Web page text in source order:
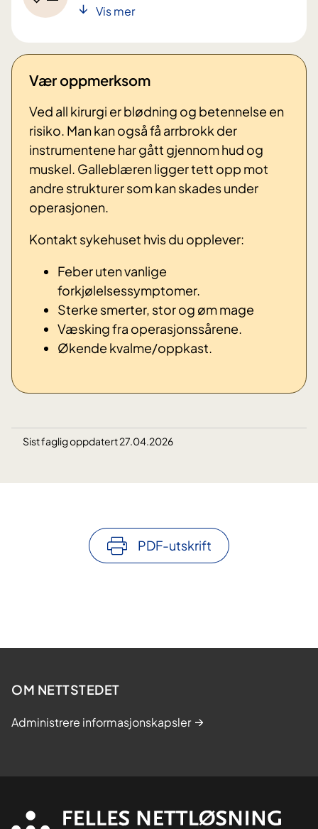
Vis mer
Vær oppmerksom
Ved all kirurgi er blødning og betennelse en
risiko. Man kan også få arrbrokk der
instrumentene har gått gjennom hud og
muskel. Galleblæren ligger tett opp mot
andre strukturer som kan skades under
operasjonen.
Kontakt sykehuset hvis du opplever:
Feber uten vanlige
forkjølelsessymptomer.
Sterke smerter, stor og øm mage
Væsking fra operasjonssårene.
Økende kvalme/oppkast.
Sist faglig oppdatert 27.04.2026
PDF-utskrift
OM NETTSTEDET
Administrere informasjonskapsler